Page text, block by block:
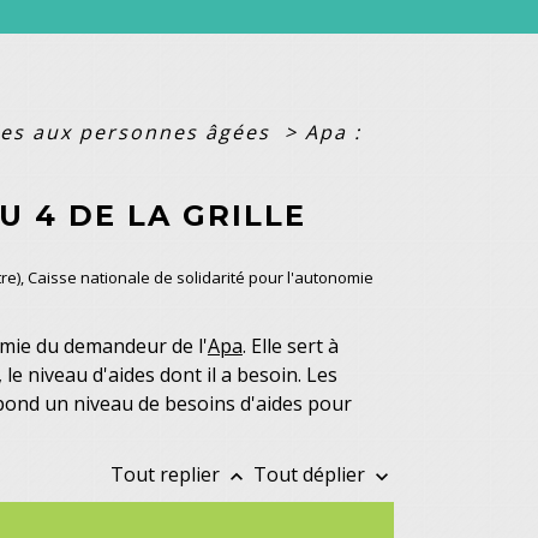
aux personnes âgées > Apa :
4 DE LA GRILLE
Caisse nationale de solidarité pour l'autonomie
du demandeur de l'Apa. Elle sert à
niveau d'aides dont il a besoin. Les
un niveau de besoins d'aides pour
Tout replier keyboard_arrow_up Tout déplier keyboard_arrow_down